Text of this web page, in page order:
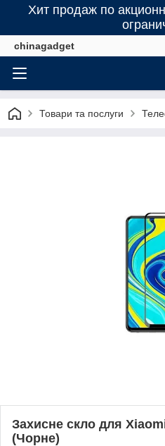
Хит продаж по
chinagadget
Товари та послуги
Захисне скло для
(Чорне)